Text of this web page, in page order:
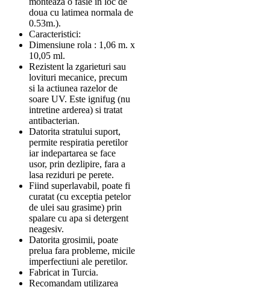
doua cu latimea normala de
0.53m.).
Caracteristici:
Dimensiune rola : 1,06 m. x
10,05 ml.
Rezistent la zgarieturi sau
lovituri mecanice, precum
si la actiunea razelor de
soare UV. Este ignifug (nu
intretine arderea) si tratat
antibacterian.
Datorita stratului suport,
permite respiratia peretilor
iar indepartarea se face
usor, prin dezlipire, fara a
lasa reziduri pe perete.
Fiind superlavabil, poate fi
curatat (cu exceptia petelor
de ulei sau grasime) prin
spalare cu apa si detergent
neagesiv.
Datorita grosimii, poate
prelua fara probleme, micile
imperfectiuni ale peretilor.
Fabricat in Turcia.
Recomandam utilizarea